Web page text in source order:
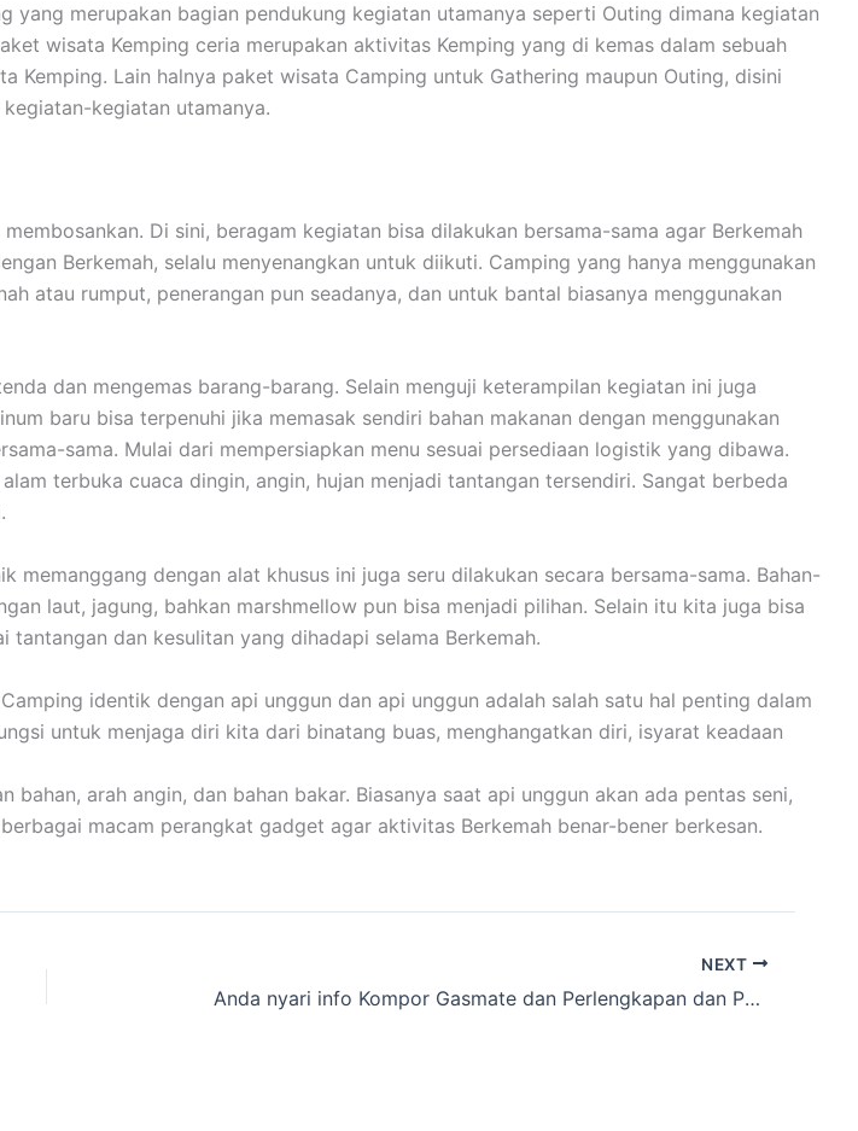
yang merupakan bagian pendukung kegiatan utamanya seperti Outing dimana kegiatan
wisata Kemping ceria merupakan aktivitas Kemping yang di kemas dalam sebuah
Kemping. Lain halnya paket wisata Camping untuk Gathering maupun Outing, disini
kegiatan utamanya.
Di sini, beragam kegiatan bisa dilakukan bersama-sama agar Berkemah
Berkemah, selalu menyenangkan untuk diikuti. Camping yang hanya menggunakan
atau rumput, penerangan pun seadanya, dan untuk bantal biasanya menggunakan
dan mengemas barang-barang. Selain menguji keterampilan kegiatan ini juga
baru bisa terpenuhi jika memasak sendiri bahan makanan dengan menggunakan
sama. Mulai dari mempersiapkan menu sesuai persediaan logistik yang dibawa.
terbuka cuaca dingin, angin, hujan menjadi tantangan tersendiri. Sangat berbeda
dengan alat khusus ini juga seru dilakukan secara bersama-sama. Bahan-
laut, jagung, bahkan marshmellow pun bisa menjadi pilihan. Selain itu kita juga bisa
dan kesulitan yang dihadapi selama Berkemah.
identik dengan api unggun dan api unggun adalah salah satu hal penting dalam
untuk menjaga diri kita dari binatang buas, menghangatkan diri, isyarat keadaan
arah angin, dan bahan bakar. Biasanya saat api unggun akan ada pentas seni,
macam perangkat gadget agar aktivitas Berkemah benar-bener berkesan.
NEXT
Anda nyari info Kompor Gasmate dan Perlengkapan dan Peralatan Trekking lainnnya